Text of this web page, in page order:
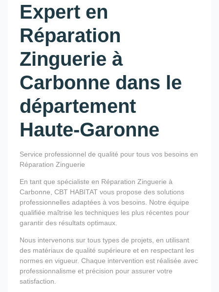
Expert en
Réparation
Zinguerie à
Carbonne dans le
département
Haute-Garonne
Service professionnel de qualité pour tous vos besoins en
Réparation Zinguerie
En tant que spécialiste en Réparation Zinguerie à
Carbonne, CBT HABITAT vous propose des solutions
professionnelles adaptées à vos besoins. Notre équipe
qualifiée maîtrise les techniques les plus récentes pour
garantir des résultats optimaux.
Nous intervenons sur tous types de projets, en utilisant
des matériaux de qualité supérieure et en respectant les
normes en vigueur. Chaque intervention est réalisée avec
professionnalisme et précision pour assurer votre
satisfaction.